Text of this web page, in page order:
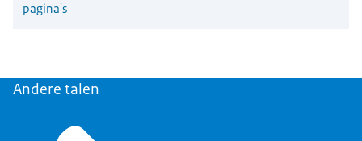
pagina's
Andere talen